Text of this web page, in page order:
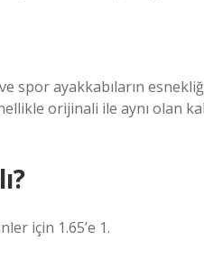
spor ayakkabıların
orijinali ile aynı olan
için 1.65’e 1.